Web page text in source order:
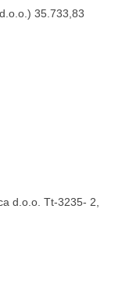
35.733,83
d.o.o. Tt-3235- 2,